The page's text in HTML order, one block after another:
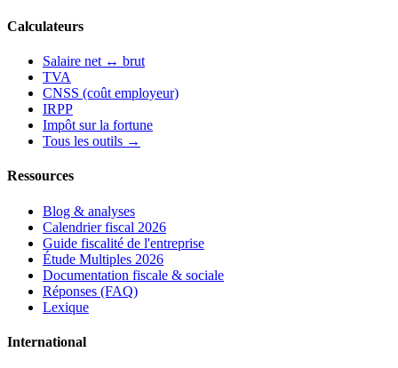
Calculateurs
Salaire net ↔ brut
TVA
CNSS (coût employeur)
IRPP
Impôt sur la fortune
Tous les outils →
Ressources
Blog & analyses
Calendrier fiscal 2026
Guide fiscalité de l'entreprise
Étude Multiples 2026
Documentation fiscale & sociale
Réponses (FAQ)
Lexique
International